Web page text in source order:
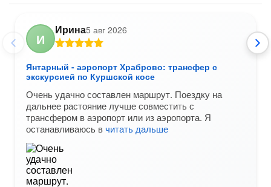
И
Ирина5 авг 2026
Янтарный - аэропорт Храброво: трансфер с
экскурсией по Куршской косе
Очень удачно составлен маршрут. Поездку на
дальнее растояние лучше совместить с
трансфером в аэропорт или из аэропорта. Я
останавливаюсь вчитать дальше